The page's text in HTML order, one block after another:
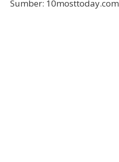
Sumber: 10mosttoday.com